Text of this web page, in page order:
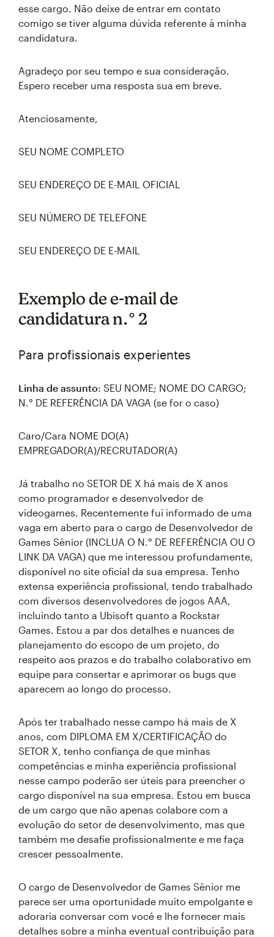
esse cargo. Não deixe de entrar em contato
comigo se tiver alguma dúvida referente à minha
candidatura.
Agradeço por seu tempo e sua consideração.
Espero receber uma resposta sua em breve.
Atenciosamente,
SEU NOME COMPLETO
SEU ENDEREÇO DE E-MAIL OFICIAL
SEU NÚMERO DE TELEFONE
SEU ENDEREÇO DE E-MAIL
Exemplo de e-mail de
candidatura n.° 2
Para profissionais experientes
Linha de assunto: SEU NOME; NOME DO CARGO;
N.° DE REFERÊNCIA DA VAGA (se for o caso)
Caro/Cara NOME DO(A)
EMPREGADOR(A)/RECRUTADOR(A)
Já trabalho no SETOR DE X há mais de X anos
como programador e desenvolvedor de
videogames. Recentemente fui informado de uma
vaga em aberto para o cargo de Desenvolvedor de
Games Sênior (INCLUA O N.° DE REFERÊNCIA OU O
LINK DA VAGA) que me interessou profundamente,
disponível no site oficial da sua empresa. Tenho
extensa experiência profissional, tendo trabalhado
com diversos desenvolvedores de jogos AAA,
incluindo tanto a Ubisoft quanto a Rockstar
Games. Estou a par dos detalhes e nuances de
planejamento do escopo de um projeto, do
respeito aos prazos e do trabalho colaborativo em
equipe para consertar e aprimorar os bugs que
aparecem ao longo do processo.
Após ter trabalhado nesse campo há mais de X
anos, com DIPLOMA EM X/CERTIFICAÇÃO do
SETOR X, tenho confiança de que minhas
competências e minha experiência profissional
nesse campo poderão ser úteis para preencher o
cargo disponível na sua empresa. Estou em busca
de um cargo que não apenas colabore com a
evolução do setor de desenvolvimento, mas que
também me desafie profissionalmente e me faça
crescer pessoalmente.
O cargo de Desenvolvedor de Games Sênior me
parece ser uma oportunidade muito empolgante e
adoraria conversar com você e lhe fornecer mais
detalhes sobre a minha eventual contribuição para